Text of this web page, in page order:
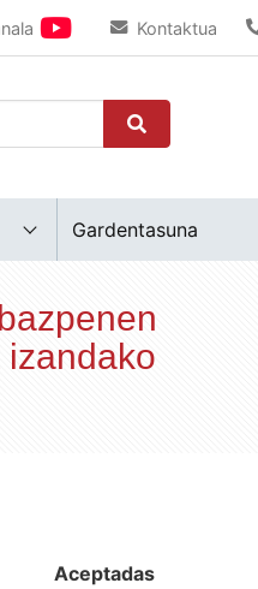
Kontaktua
Gardentasuna
Aceptadas